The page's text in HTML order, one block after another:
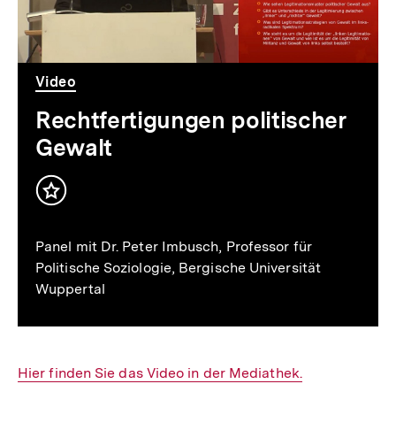
Video
Rechtfertigungen politischer
Gewalt
Inhalt
Panel mit Dr. Peter Imbusch, Professor für
Politische Soziologie, Bergische Universität
Wuppertal
Interner
Hier finden Sie das Video in der Mediathek.